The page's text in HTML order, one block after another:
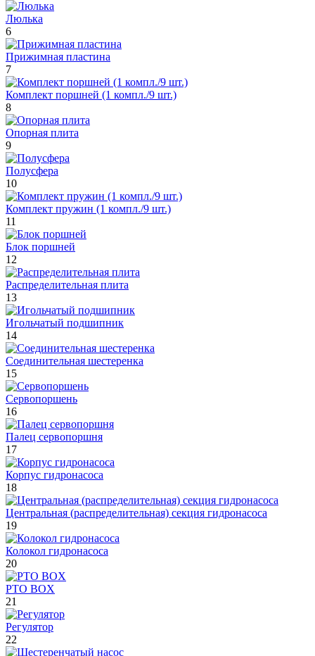
Люлька
6
Прижимная пластина
7
Комплект поршней (1 компл./9 шт.)
8
Опорная плита
9
Полусфера
10
Комплект пружин (1 компл./9 шт.)
11
Блок поршней
12
Распределительная плита
13
Игольчатый подшипник
14
Соединительная шестеренка
15
Сервопоршень
16
Палец сервопоршня
17
Корпус гидронасоса
18
Центральная (распределительная) секция гидронасоса
19
Колокол гидронасоса
20
PTO BOX
21
Регулятор
22